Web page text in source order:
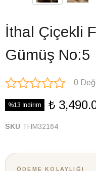
İthal Çiçekli
Gümüş No:5
0
%13 İndirim ₺
SKU THM32164
ÖDEME KOLAYLIĞI